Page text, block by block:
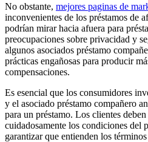
No obstante, mejores paginas de
inconvenientes de los préstamos de
podrían mirar hacia afuera para
preocupaciones sobre privacidad y
algunos asociados préstamo
prácticas engañosas para producir
compensaciones.
Es esencial que los consumidores
y el asociado préstamo compañero
para un préstamo. Los clientes
cuidadosamente los condiciones del
garantizar que entienden los